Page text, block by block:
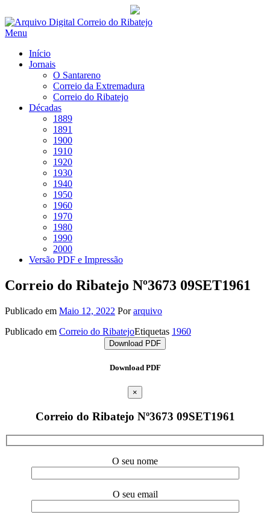
Saltar
para
Menu
Início
Jornais
O Santareno
Correio da Extremadura
Correio do Ribatejo
Décadas
1889
1891
1900
1910
1920
1930
1940
1950
1960
1970
1980
1990
2000
Versão PDF e Impressão
Correio do Ribatejo Nº3673 09SET1961
Publicado em Maio 12, 2022 Porarquivo
Publicado em Correio do RibatejoEtiquetas 1960
Download PDF
Download PDF
×
Correio do Ribatejo Nº3673 09SET1961
O seu nome
O seu email